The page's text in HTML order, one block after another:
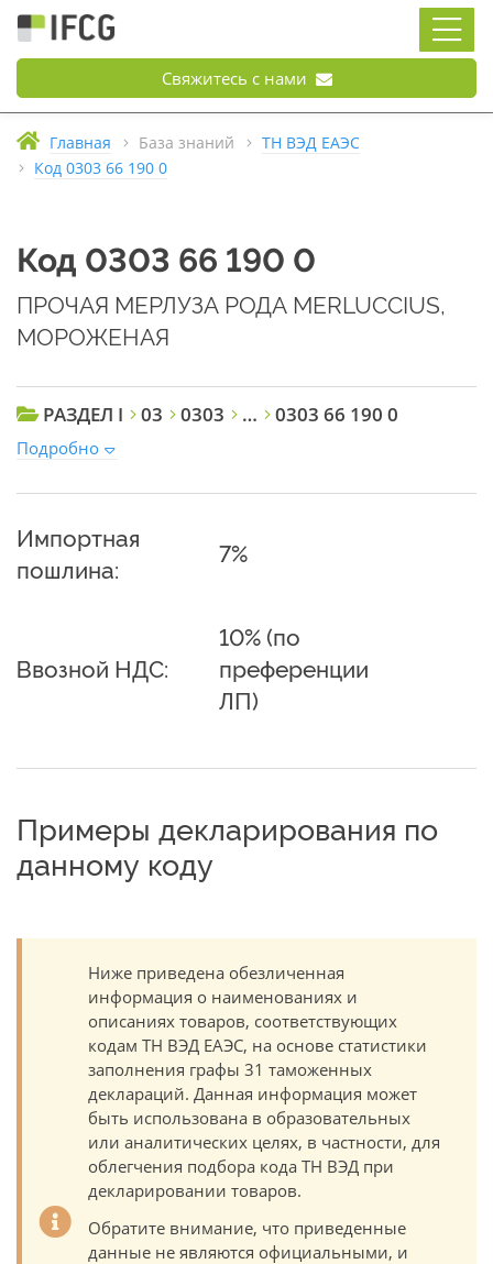
Свяжитесь с нами
Главная База знаний
ТН ВЭД ЕАЭС
Код 0303 66 190 0
Код 0303 66 190 0
ПРОЧАЯ МЕРЛУЗА РОДА MERLUCCIUS,
МОРОЖЕНАЯ
РАЗДЕЛ I 03 0303 … 0303 66 190 0
Подробно
Импортная
пошлина:
7%
Ввозной НДС:
10% (по
преференции
ЛП)
Примеры декларирования по
данному коду
Ниже приведена обезличенная
информация о наименованиях и
описаниях товаров, соответствующих
кодам ТН ВЭД ЕАЭС, на основе статистики
заполнения графы 31 таможенных
деклараций. Данная информация может
быть использована в образовательных
или аналитических целях, в частности, для
облегчения подбора кода ТН ВЭД при
декларировании товаров.
Обратите внимание, что приведенные
данные не являются официальными, и